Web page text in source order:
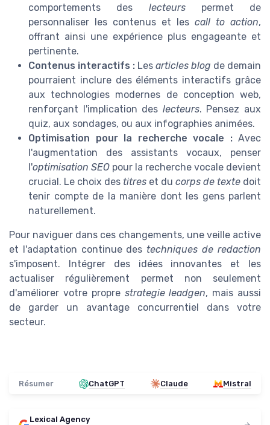
comportements des lecteurspermet de
personnaliser les contenus et les call to action,
offrant ainsi une expérience plus engageante et
pertinente.
Contenus interactifs : Les articles blog de demain
pourraient inclure des éléments interactifs grâce
aux technologies modernes de conception web,
renforçant l'implication des lecteurs. Pensez aux
quiz, aux sondages, ou aux infographies animées.
Optimisation pour la recherche vocale :Avec
l'augmentation des assistants vocaux, penser
l'optimisation SEO pour la recherche vocale devient
crucial. Le choix des titres et du corps de texte doit
tenir compte de la manière dont les gens parlent
naturellement.
Pour naviguer dans ces changements, une veille active
et l'adaptation continue des techniques de redaction
s'imposent. Intégrer des idées innovantes et les
actualiser régulièrement permet non seulement
d'améliorer votre propre strategie leadgen, mais aussi
de garder un avantage concurrentiel dans votre
secteur.
Résumer ChatGPT Claude Mistral
Lexical Agency